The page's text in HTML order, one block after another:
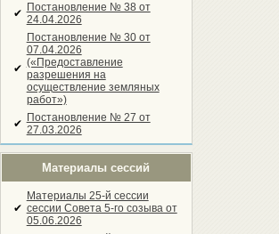
✔ Постановление № 38 от
24.04.2026
✔
Постановление № 30 от
07.04.2026
(«Предоставление
разрешения на
осуществление земляных
работ»)
✔ Постановление № 27 от
27.03.2026
Материалы сессий
✔
Материалы 25-й сессии
сессии Совета 5-го созыва от
05.06.2026